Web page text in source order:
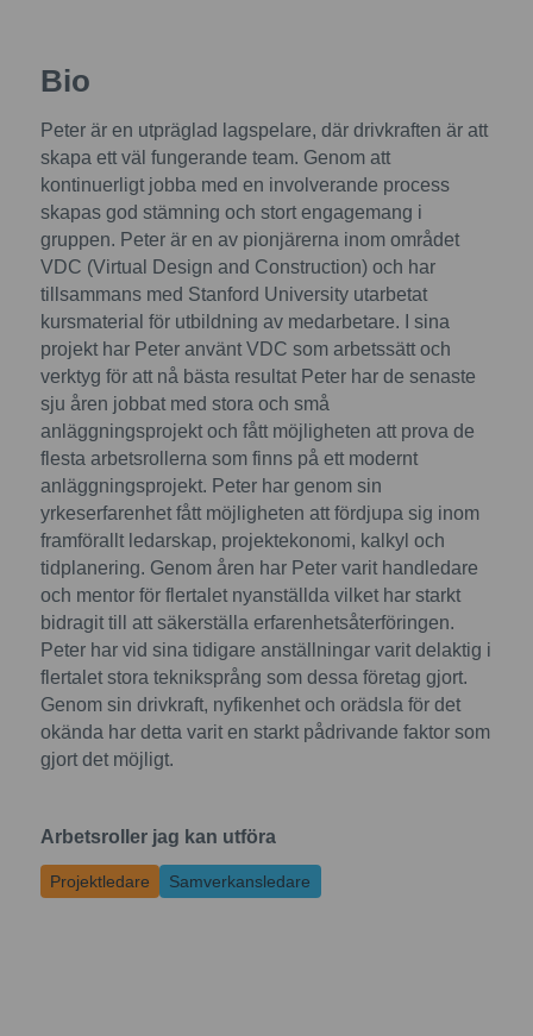
Bio
Peter är en utpräglad lagspelare, där drivkraften är att
skapa ett väl fungerande team. Genom att
kontinuerligt jobba med en involverande process
skapas god stämning och stort engagemang i
gruppen. Peter är en av pionjärerna inom området
VDC (Virtual Design and Construction) och har
tillsammans med Stanford University utarbetat
kursmaterial för utbildning av medarbetare. I sina
projekt har Peter använt VDC som arbetssätt och
verktyg för att nå bästa resultat Peter har de senaste
sju åren jobbat med stora och små
anläggningsprojekt och fått möjligheten att prova de
flesta arbetsrollerna som finns på ett modernt
anläggningsprojekt. Peter har genom sin
yrkeserfarenhet fått möjligheten att fördjupa sig inom
framförallt ledarskap, projektekonomi, kalkyl och
tidplanering. Genom åren har Peter varit handledare
och mentor för flertalet nyanställda vilket har starkt
bidragit till att säkerställa erfarenhetsåterföringen.
Peter har vid sina tidigare anställningar varit delaktig i
flertalet stora tekniksprång som dessa företag gjort.
Genom sin drivkraft, nyfikenhet och orädsla för det
okända har detta varit en starkt pådrivande faktor som
gjort det möjligt.
Arbetsroller jag kan utföra
Projektledare Samverkansledare